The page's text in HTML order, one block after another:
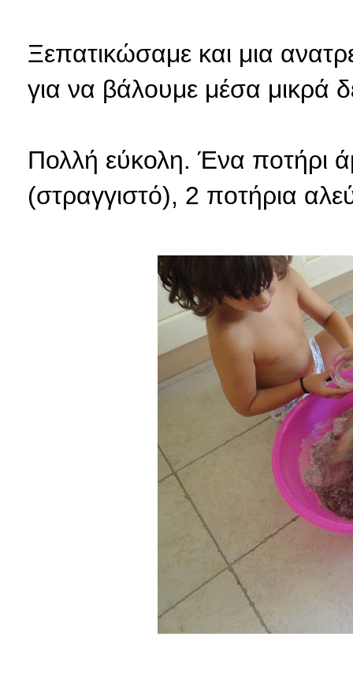
Ξεπατικώσαμε και μια
για να βάλουμε μέσα μικρά
Πολλή εύκολη. Ένα ποτήρι
(στραγγιστό), 2 ποτήρια